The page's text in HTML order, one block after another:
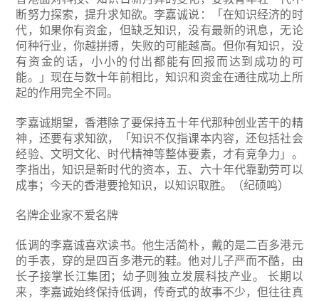
断努力探索，提升求知欲。李嘉诚说：「在知识经济的时
代，如果你有资金，但缺乏知识，没有最新的讯息，无论
何种行业，你越拼搏，失败的可能越高。但你有知识，没
有资金的话，小小的付出都能有回报而达到成功的可
能。」现在与数十年前相比，知识和资金在通往成功上所
起的作用完全不同。
李嘉诚期望，香港除了要保持五十年代那种创业苦干的精
神，还要有求知欲，「知识不仅指课本内容，还包括社会
经验、文明文化、时代精神等整体要素，才有竞争力」。
李指出，知识是新时代的资本，五、六十年代靠勤劳可以
成事；今天的香港要抢知识，以知识取胜。（纪硕鸣）
名牌企业家不爱名牌
低调的李嘉诚喜欢读书。他生活简朴，戴的是二百多港元
的手表，穿的是四百多港元的鞋。他对儿子严而不酷，由
长子接掌长江集团；幼子则独立发展科技产业。
长期以
来，李嘉诚始终保持低调，传奇式的故事不少，但往往真